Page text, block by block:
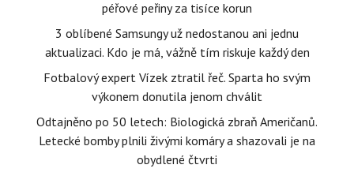
péřové peřiny za tisíce korun
3 oblíbené Samsungy už nedostanou ani jednu
aktualizaci. Kdo je má, vážně tím riskuje každý den
Fotbalový expert Vízek ztratil řeč. Sparta ho svým
výkonem donutila jenom chválit
Odtajněno po 50 letech: Biologická zbraň Američanů.
Letecké bomby plnili živými komáry a shazovali je na
obydlené čtvrti